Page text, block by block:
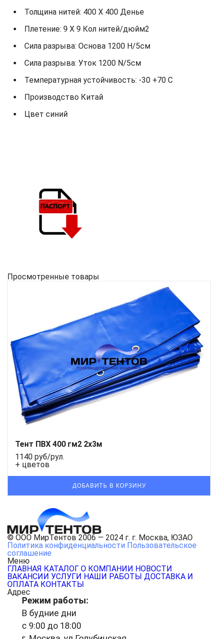
Толщина нитей: 400 X 400 Денье
Плетение: 9 X 9 Кол нитей/дюйм2
Сила разрыва: Основа 1200 Н/5см
Сила разрыва: Уток 1200 N/5см
Температурная устойчивость: -30 +70 С
Производство Китай
Цвет синий
Просмотренные товары
Тент ПВХ 400 гм2 2x3м
1140 руб/рул.
+ цветов
© ООО МирТентов 2006 — 2024 г. г. Москва, ЮЗАО
Политика конфиденциальности Пользовательское
соглашение
Меню
ГЛАВНАЯ КАТАЛОГ О КОМПАНИИ НОВОСТИ
ВАКАНСИИ УСЛУГИ НАШИ РАБОТЫ ДОСТАВКА И
ОПЛАТА КОНТАКТЫ
Адрес
Режим работы:
В будние дни
с 9:00 до 18:00